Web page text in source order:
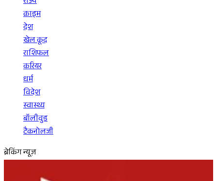
क्राइम
देश
खेल कूद
राशिफल
करियर
धर्म
विदेश
स्वास्थ्य
बॉलीवुड
टैकनोलजी
ब्रेकिंग न्यूज़